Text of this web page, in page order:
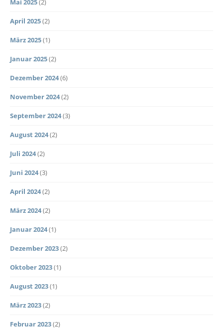
Mai 2025(2)
April 2025(2)
März 2025(1)
Januar 2025(2)
Dezember 2024(6)
November 2024(2)
September 2024(3)
August 2024(2)
Juli 2024(2)
Juni 2024(3)
April 2024(2)
März 2024(2)
Januar 2024(1)
Dezember 2023(2)
Oktober 2023(1)
August 2023(1)
März 2023(2)
Februar 2023(2)